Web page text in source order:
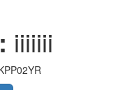
iiiiiii